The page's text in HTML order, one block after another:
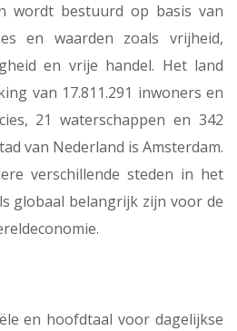
wordt bestuurd op basis van
en waarden zoals vrijheid,
en vrije handel. Het land
van 17.811.291 inwoners en
21 waterschappen en 342
van Nederland is Amsterdam.
verschillende steden in het
globaal belangrijk zijn voor de
en hoofdtaal voor dagelijkse